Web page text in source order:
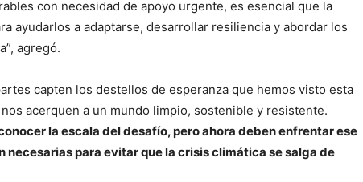
con necesidad de apoyo urgente, es esencial que la
ayudarlos a adaptarse, desarrollar resiliencia y abordar los
agregó.
capten los destellos de esperanza que hemos visto esta
acerquen a un mundo limpio, sostenible y resistente.
la escala del desafío, pero ahora deben enfrentar ese
necesarias para evitar que la crisis climática se salga de